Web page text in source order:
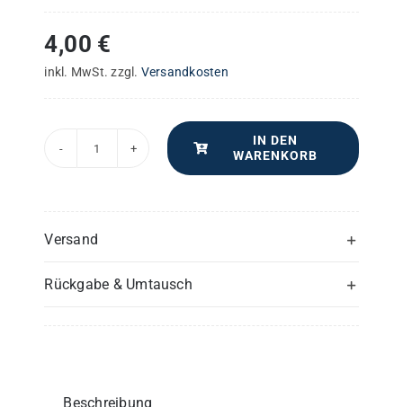
4,00 €
inkl. MwSt. zzgl. Versandkosten
Viola
3.
Menge
IN DEN
WARENKORB
Versand
Rückgabe & Umtausch
Beschreibung